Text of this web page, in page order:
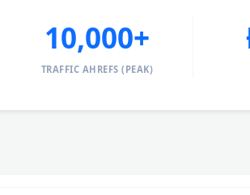
10,000+
TRAFFIC AHREFS (PEAK)